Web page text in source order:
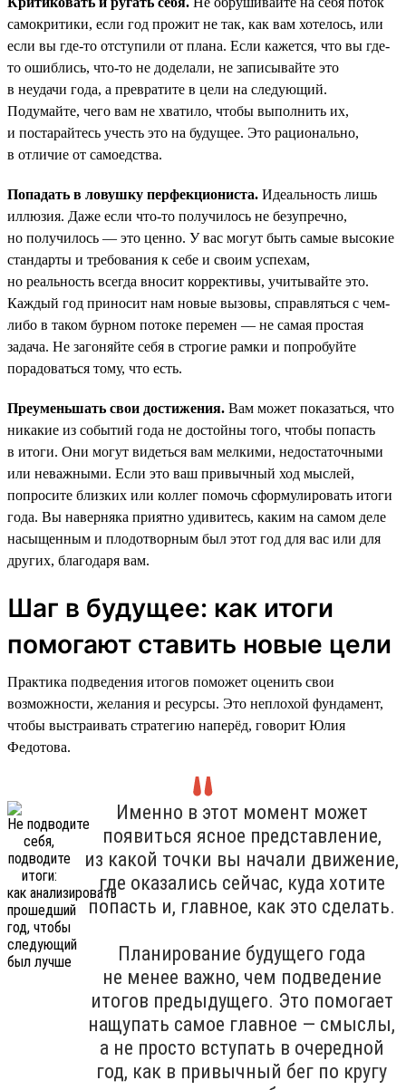
самокритики, если год прожит не так, как вам хотелось, или
если вы где-то отступили от плана. Если кажется, что вы где-
то ошиблись, что-то не доделали, не записывайте это
в неудачи года, а превратите в цели на следующий.
Подумайте, чего вам не хватило, чтобы выполнить их,
и постарайтесь учесть это на будущее. Это рационально,
в отличие от самоедства.
Попадать в ловушку перфекциониста. Идеальность лишь
иллюзия. Даже если что-то получилось не безупречно,
но получилось — это ценно. У вас могут быть самые высокие
стандарты и требования к себе и своим успехам,
но реальность всегда вносит коррективы, учитывайте это.
Каждый год приносит нам новые вызовы, справляться с чем-
либо в таком бурном потоке перемен — не самая простая
задача. Не загоняйте себя в строгие рамки и попробуйте
порадоваться тому, что есть.
Преуменьшать свои достижения. Вам может показаться, что
никакие из событий года не достойны того, чтобы попасть
в итоги. Они могут видеться вам мелкими, недостаточными
или неважными. Если это ваш привычный ход мыслей,
попросите близких или коллег помочь сформулировать итоги
года. Вы наверняка приятно удивитесь, каким на самом деле
насыщенным и плодотворным был этот год для вас или для
других, благодаря вам.
Шаг в будущее: как итоги
помогают ставить новые цели
Практика подведения итогов поможет оценить свои
возможности, желания и ресурсы. Это неплохой фундамент,
чтобы выстраивать стратегию наперёд, говорит Юлия
Федотова.
Именно в этот момент может
появиться ясное представление,
из какой точки вы начали движение,
где оказались сейчас, куда хотите
попасть и, главное, как это сделать.
Планирование будущего года
не менее важно, чем подведение
итогов предыдущего. Это помогает
нащупать самое главное — смыслы,
а не просто вступать в очередной
год, как в привычный бег по кругу